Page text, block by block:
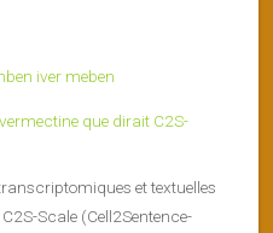
que dirait C2S-
et textuelles
Scale (Cell2Sentence-